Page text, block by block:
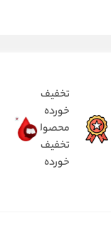
تخفیف
خورده
محصولات
تخفیف
خورده